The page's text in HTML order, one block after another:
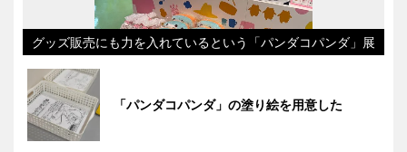
グッズ販売にも力を入れているという「パンダコパンダ」展
「パンダコパンダ」の塗り絵を用意した